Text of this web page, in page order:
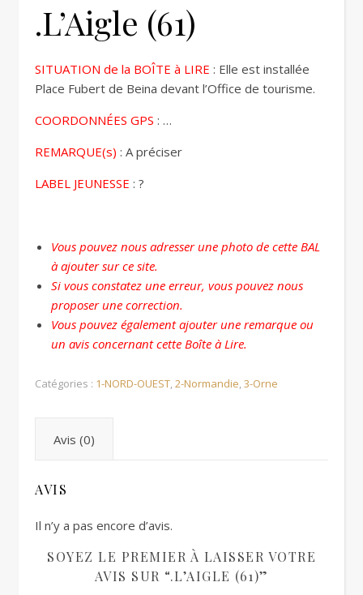
.L’Aigle (61)
SITUATION de la BOÎTE à LIRE : Elle est installée
Place Fubert de Beina devant l’Office de tourisme.
COORDONNÉES GPS : …
REMARQUE(s) : A préciser
LABEL JEUNESSE : ?
Vous pouvez nous adresser une photo de cette BAL
à ajouter sur ce site.
Si vous constatez une erreur, vous pouvez nous
proposer une correction.
Vous pouvez également ajouter une remarque ou
un avis concernant cette Boîte à Lire.
Catégories : 1-NORD-OUEST,2-Normandie,3-Orne
Avis (0)
AVIS
Il n’y a pas encore d’avis.
SOYEZ LE PREMIER À LAISSER VOTRE
AVIS SUR “.L’AIGLE (61)”